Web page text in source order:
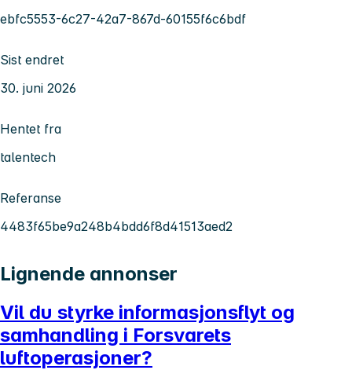
ebfc5553-6c27-42a7-867d-60155f6c6bdf
Sist endret
30. juni 2026
Hentet fra
talentech
Referanse
4483f65be9a248b4bdd6f8d41513aed2
Lignende annonser
Vil du styrke informasjonsflyt og
samhandling i Forsvarets
luftoperasjoner?